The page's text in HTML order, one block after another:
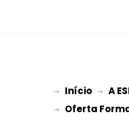
→ Início → A
→ Oferta